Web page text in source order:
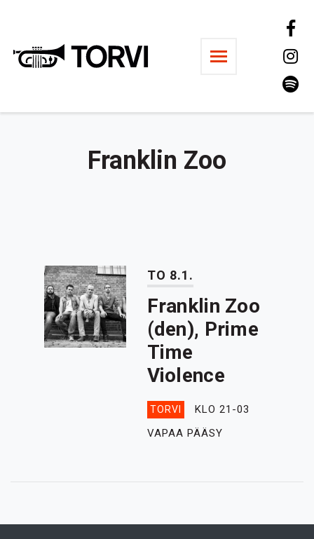
Ravintola Torvi
Franklin Zoo
TO 8.1.
Franklin Zoo
(den), Prime
Time
Violence
TORVI
KLO 21-03
VAPAA PÄÄSY